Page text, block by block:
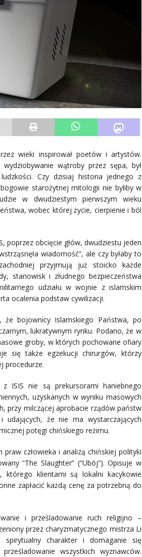
wieki inspirował poetów i artystów.
wątroby przez sępa, był
Czy dzisiaj historia jednego z
starożytnej mitologii nie byliby w
w dwudziestym pierwszym wieku
wobec której życie, cierpienie i ból
poprzez obcięcie głów, dwudziestu jeden
wiadomość”, ale czy byłaby to
przyjmują już stoicko każde
stanowisk i złudnego bezpieczeństwa
udziału w wojnie z islamskim
ocalenia podstaw cywilizacji.
bojownicy Islamskiego Państwa, po
lukratywnym rynku. Podano, że w
groby, w których pochowane ofiary
się także egzekucji chirurgów, którzy
procedurze.
ISIS nie są prekursorami haniebnego
uzyskanych w wyniku masowych
przy milczącej aprobacie rządów państw
udających, że nie ma wystarczających
potęgi chińskiego reżimu.
praw człowieka i analizą chińskiej polityki
“The Slaughter” (“Ubój”). Opisuje w
którego klientami są lokalni kacykowie
zapłacić każdą cenę za potrzebną do
i prześladowanie ruch religijno –
przez charyzmatycznego mistrza Li
charakter i domaganie się
wszystkich wyznawców.